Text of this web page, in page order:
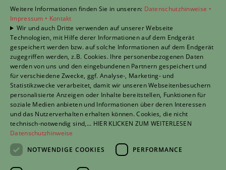
TERMIN anfragen
Unsere Bereiche
Privatkunden
Gewerbekunden
Karriere
Unternehmen
Kontakt
Um externe HTML-Inhalte anzuzeigen, benötigen wir
Weitere Informationen finden Sie in unserer
Datenschutzerklärung.
Weitere Informationen finden Sie in unseren: Datenschutzhinweise •
Impressum • Kontakt
Wir und auch Dritte verwenden auf unserer Webseite
Technologien, mit Hilfe derer Informationen auf dem Endgerät
gespeichert werden bzw. auf solche Informationen auf dem Endgerät
zugegriffen werden, z.B. Cookies. Ihre personenbezogenen Daten
werden von uns und den eingebundenen Partnern gespeichert und
für verschiedene Zwecke, ggf. Analyse-, Marketing- und
Statistikzwecke verarbeitet, damit wir unseren Webseitenbesuchern
personalisierte Anzeigen oder Inhalte bereitstellen, Funktionen für
soziale Medien anbieten und Informationen über deren Interessen
und das Nutzerverhalten erhalten können. Cookies, die nicht
technisch-notwendig sind,... HIER KLICKEN ZUM WEITERLESEN
Datenschutzhinweise
NOTWENDIGE COOKIES
PERFORMANCE